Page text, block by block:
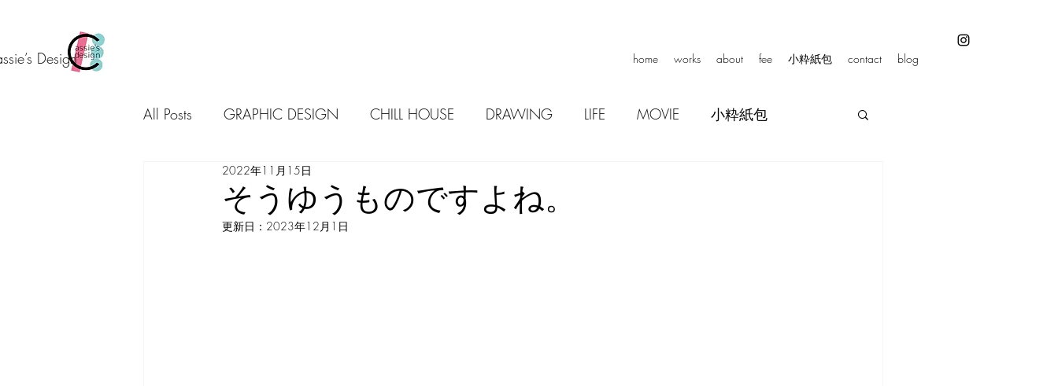
Design home works about fee 小粋紙包 contact blog
All Posts GRAPHIC DESIGN CHILL HOUSE DRAWING LIFE MOVIE 小粋紙包
商品案内 ワークショップ
そうゆうものですよね。
2022年11月15日
更新日： 2023年12月1日